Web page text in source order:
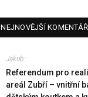
NEJNOVĚJŠÍ
Jakub:
Referendum pro
areál Zubří – vnitřní